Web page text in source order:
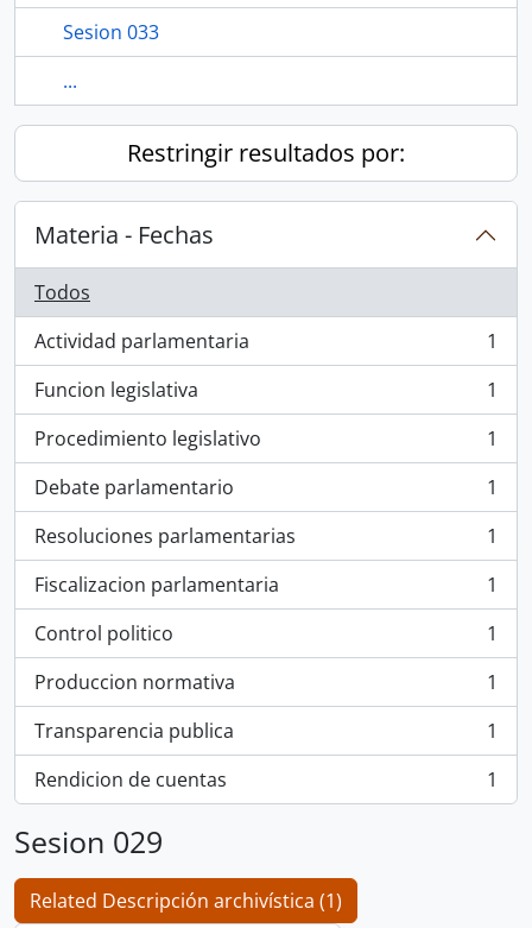
Sesion 033
...
Restringir resultados por:
Materia - Fechas
Todos
Actividad parlamentaria
, 1 resultados
1
Funcion legislativa
, 1 resultados
1
Procedimiento legislativo
, 1 resultados
1
Debate parlamentario
, 1 resultados
1
Resoluciones parlamentarias
, 1 resultados
1
Fiscalizacion parlamentaria
, 1 resultados
1
Control politico
, 1 resultados
1
Produccion normativa
, 1 resultados
1
Transparencia publica
, 1 resultados
1
Rendicion de cuentas
, 1 resultados 1
Sesion 029
Related Descripción archivística (1)